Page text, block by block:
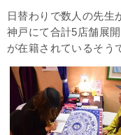
日替わりで数人の先生
神戸にて合計5店舗展
が在籍されているそう